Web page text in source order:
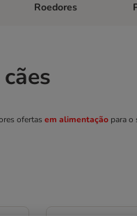
Dieta Vet.Abrir menu de categoria:
Roedores
ofertas em alimentação para o